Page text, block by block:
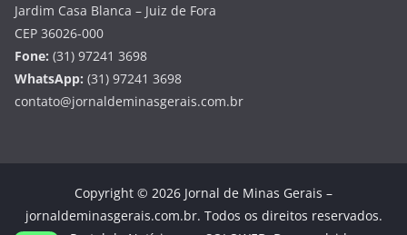
Jardim Casa Blanca – Juiz de Fora
CEP 36026-000
Fone: (31) 97241 3698
WhatsApp: (31) 97241 3698
contato@jornaldeminasgerais.com.br
Copyright © 2026 Jornal de Minas Gerais –
jornaldeminasgerais.com.br. Todos os direitos reservados.